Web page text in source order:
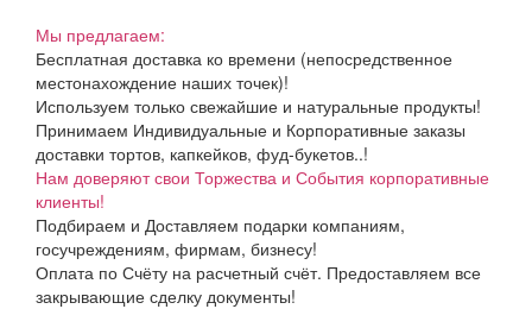
Мы предлагаем:
Бесплатная доставка ко времени (непосредственное
местонахождение наших точек)!
Используем только свежайшие и натуральные продукты!
Принимаем Индивидуальные и Корпоративные заказы
доставки тортов, капкейков, фуд-букетов..!
Нам доверяют свои Торжества и События корпоративные
клиенты!
Подбираем и Доставляем подарки компаниям,
госучреждениям, фирмам, бизнесу!
Оплата по Счёту на расчетный счёт. Предоставляем все
закрывающие сделку документы!